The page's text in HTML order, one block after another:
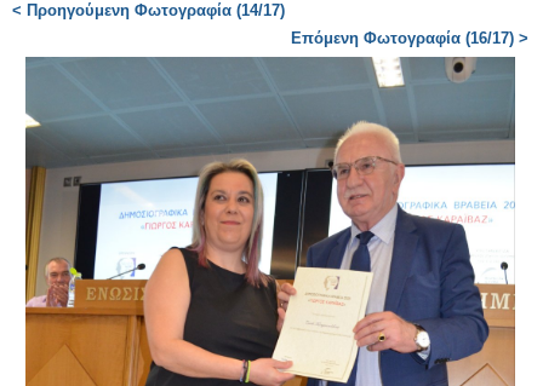
< Προηγούμενη Φωτογραφία (14/17)
Επόμενη Φωτογραφία (16/17) >